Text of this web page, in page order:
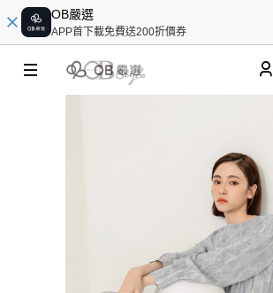
OB嚴選
APP首下載免費送200折價券